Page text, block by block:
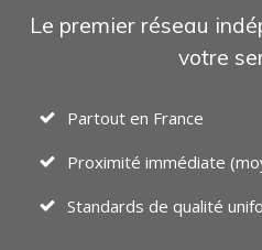
Le premier réseau
votre
Partout en France
Proximité immédiate
Standards de qualité